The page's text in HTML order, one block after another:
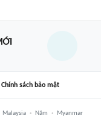
Chính sách bảo mật
Malaysia Năm
Myanmar